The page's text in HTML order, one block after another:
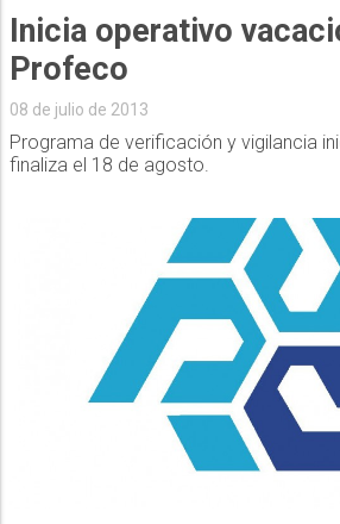
Inicia operativo
08 de julio de 2013
Programa de verificación y vigilancia
finaliza el 18 de agosto.